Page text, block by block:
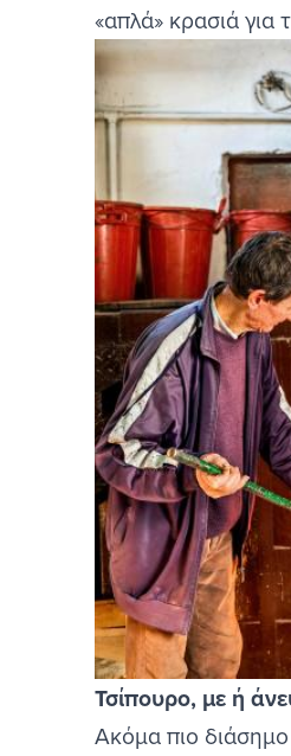
«απλά» κρασιά για
Image
Τσίπουρο, με ή
Ακόμα πιο διάσημο